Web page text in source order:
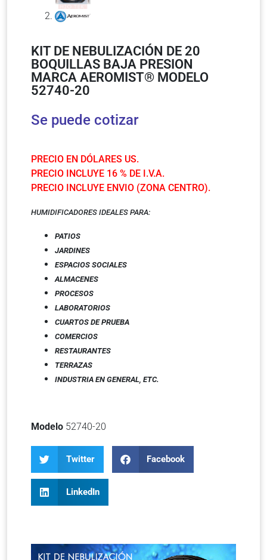
KIT DE NEBULIZACIÓN DE 20
BOQUILLAS BAJA PRESION
MARCA AEROMIST® MODELO
52740-20
Se puede cotizar
PRECIO EN DÓLARES US.
PRECIO INCLUYE 16 % DE I.V.A.
PRECIO INCLUYE ENVIO (ZONA CENTRO).
HUMIDIFICADORES IDEALES PARA:
PATIOS
JARDINES
ESPACIOS SOCIALES
ALMACENES
PROCESOS
LABORATORIOS
CUARTOS DE PRUEBA
COMERCIOS
RESTAURANTES
TERRAZAS
INDUSTRIA EN GENERAL ETC.
Modelo 52740-20
Twitter Facebook
LinkedIn